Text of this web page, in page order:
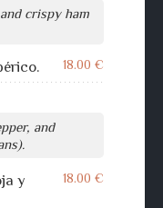
crispy ham
18.00 €
and
y
18.00 €